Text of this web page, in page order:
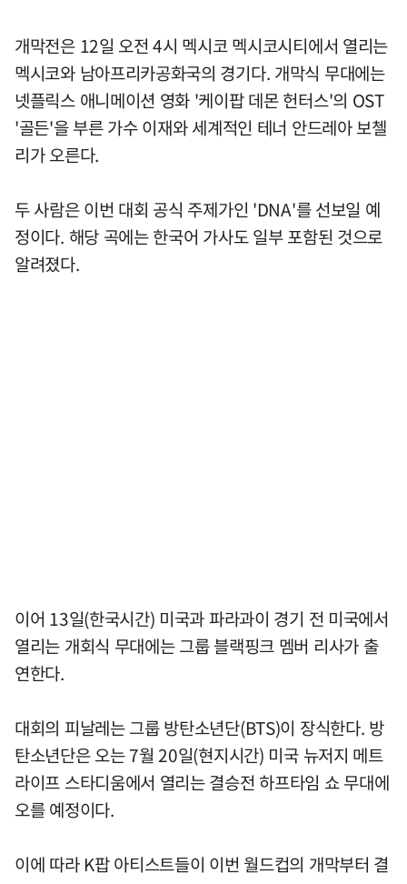
개막전은 12일 오전 4시 멕시코 멕시코시티에서 열리는
멕시코와 남아프리카공화국의 경기다. 개막식 무대에는
넷플릭스 애니메이션 영화 '케이팝 데몬 헌터스'의 OST
'골든'을 부른 가수 이재와 세계적인 테너 안드레아 보첼
리가 오른다.
두 사람은 이번 대회 공식 주제가인 'DNA'를 선보일 예
정이다. 해당 곡에는 한국어 가사도 일부 포함된 것으로
알려졌다.
이어 13일(한국시간) 미국과 파라과이 경기 전 미국에서
열리는 개회식 무대에는 그룹 블랙핑크 멤버 리사가 출
연한다.
대회의 피날레는 그룹 방탄소년단(BTS)이 장식한다. 방
탄소년단은 오는 7월 20일(현지시간) 미국 뉴저지 메트
라이프 스타디움에서 열리는 결승전 하프타임 쇼 무대에
오를 예정이다.
이에 따라 K팝 아티스트들이 이번 월드컵의 개막부터 결